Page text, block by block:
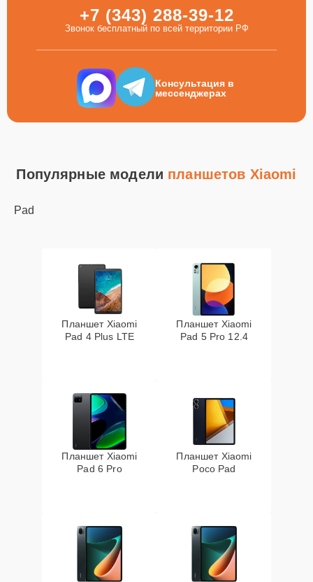
+7 (343) 288-39-12
Звонок бесплатный по всей территории РФ
Консультация в
мессенджерах
Популярные модели планшетов Xiaomi
Pad
Планшет Xiaomi
Pad 4 Plus LTE
Планшет Xiaomi
Pad 5 Pro 12.4
Планшет Xiaomi
Pad 6 Pro
Планшет Xiaomi
Poco Pad